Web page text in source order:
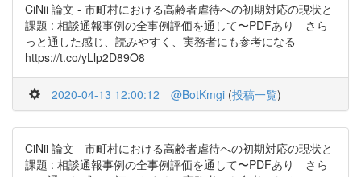
CiNii 論文 - 市町村における高齢者虐待への初期対応の現状と
課題 : 相談通報事例の全事例評価を通して〜PDFあり さら
っと通した感じ、読みやすく、実務者にも参考になる
https://t.co/yLlp2D89O8
2020-04-13 12:00:12 @BotKmgi (投稿一覧)
CiNii 論文 - 市町村における高齢者虐待への初期対応の現状と
課題 : 相談通報事例の全事例評価を通して〜PDFあり さら